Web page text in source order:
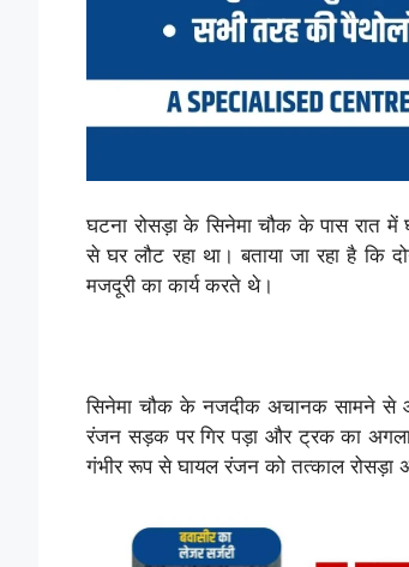
घटना रोसड़ा के सिनेमा चौक के पास रात में
से घर लौट रहा था। बताया जा रहा है कि
मजदूरी का कार्य करते थे।
सिनेमा चौक के नजदीक अचानक सामने से
रंजन सड़क पर गिर पड़ा और ट्रक का
गंभीर रूप से घायल रंजन को तत्काल रोसड़ा